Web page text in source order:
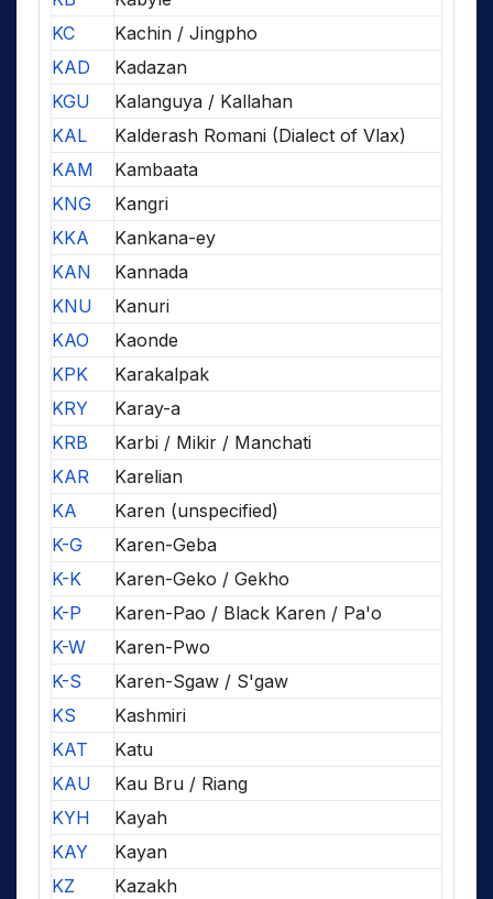
KC
Kachin / Jingpho
KAD
Kadazan
KGU
Kalanguya / Kallahan
KAL
Kalderash Romani (Dialect of Vlax)
KAM
Kambaata
KNG
Kangri
KKA
Kankana-ey
KAN
Kannada
KNU
Kanuri
KAO
Kaonde
KPK
Karakalpak
KRY
Karay-a
KRB
Karbi / Mikir / Manchati
KAR
Karelian
KA
Karen (unspecified)
K-G
Karen-Geba
K-K
Karen-Geko / Gekho
K-P
Karen-Pao / Black Karen / Pa'o
K-W
Karen-Pwo
K-S
Karen-Sgaw / S'gaw
KS
Kashmiri
KAT
Katu
KAU
Kau Bru / Riang
KYH
Kayah
KAY
Kayan
KZ
Kazakh